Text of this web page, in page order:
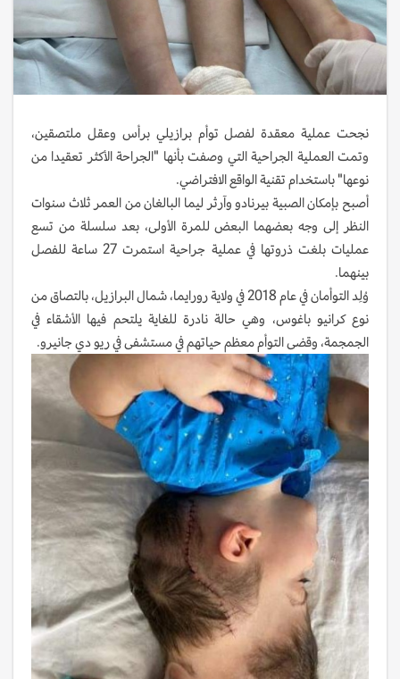
نجحت عملية معقدة لفصل توأم برازيلي برأس وعقل ملتصقين،
وتمت العملية الجراحية التي وصفت بأنها "الجراحة الأكثر تعقيدا من
نوعها" باستخدام تقنية الواقع الافتراضي.
أصبح بإمكان الصبية بيرنادو وآرثر ليما البالغان من العمر ثلاث سنوات
النظر إلى وجه بعضهما البعض للمرة الأولى، بعد سلسلة من تسع
عمليات بلغت ذروتها في عملية جراحية استمرت 27 ساعة للفصل
بينهما.
وُلِد التوأمان في عام 2018 في ولاية رورايما، شمال البرازيل، بالتصاق من
نوع كرانيو باغوس، وهي حالة نادرة للغاية يلتحم فيها الأشقاء في
الجمجمة، وقضى التوأم معظم حياتهم في مستشفى في ريو دي جانيرو.